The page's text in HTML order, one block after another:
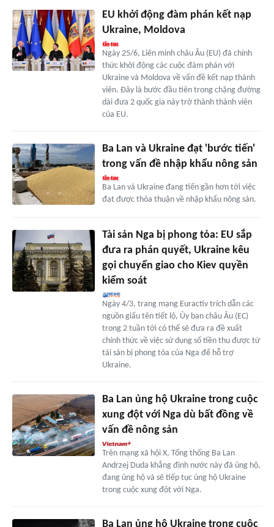
EU khởi động đàm phán kết nạp
Ukraine, Moldova
Ngày 25/6, Liên minh châu Âu (EU) đã chính
thức khởi động các cuộc đàm phán với
Ukraine và Moldova về vấn đề kết nạp thành
viên. Đây là bước đầu tiên trong chặng đường
dài đưa 2 quốc gia này trở thành thành viên
của EU.
Ba Lan và Ukraine đạt 'bước tiến'
trong vấn đề nhập khẩu nông sản
Ba Lan và Ukraine đang tiến gần hơn tới việc
đạt được thỏa thuận về nhập khẩu nông sản.
Tài sản Nga bị phong tỏa: EU sắp
đưa ra phán quyết, Ukraine kêu
gọi chuyển giao cho Kiev quyền
kiểm soát
Ngày 4/3, trang mạng Euractiv trích dẫn các
nguồn giấu tên tiết lộ, Ủy ban châu Âu (EC)
trong 2 tuần tới có thể sẽ đưa ra đề xuất
chính thức về việc sử dụng số tiền thu được từ
tài sản bị phong tỏa của Nga để hỗ trợ
Ukraine.
Ba Lan ủng hộ Ukraine trong cuộc
xung đột với Nga dù bất đồng về
vấn đề nông sản
Trên mạng xã hội X, Tổng thống Ba Lan
Andrzej Duda khẳng định nước này đã ủng hộ,
đang ủng hộ và sẽ tiếp tục ủng hộ Ukraine
trong cuộc xung đột với Nga.
Ba Lan ủng hộ Ukraine trong cuộc